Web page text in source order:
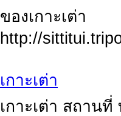
ของเกาะเต่า
http://
เกาะเต่า
เกาะเต่า สถาน